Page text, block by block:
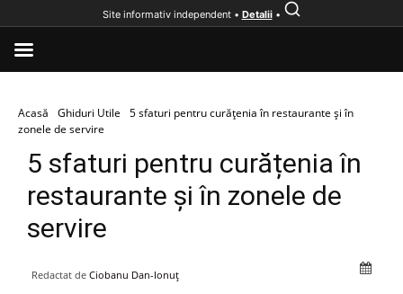
Acasă Ghiduri Utile
5 sfaturi pentru curățenia în restaurante și în
zonele de servire
5 sfaturi pentru curățenia în
restaurante și în zonele de
servire
Redactat de Ciobanu Dan-Ionuț
Site informativ independent • Detalii•